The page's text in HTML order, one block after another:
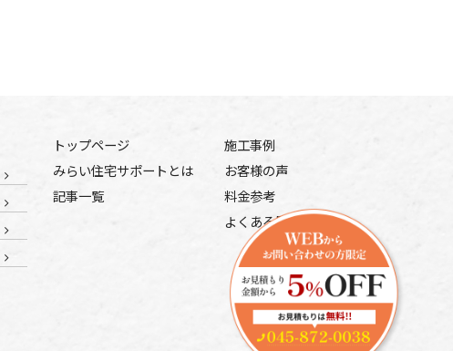
トップページ
施工事例
みらい住宅サポートとは
お客様の声
記事一覧
料金参考
よくある質問